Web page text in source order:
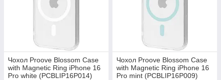
Чохол Proove Blossom Case
with Magnetic Ring iPhone 16
Pro white (PCBLIP16P014)
Чохол Proove Blossom Case
with Magnetic Ring iPhone 16
Pro mint (PCBLIP16P009)